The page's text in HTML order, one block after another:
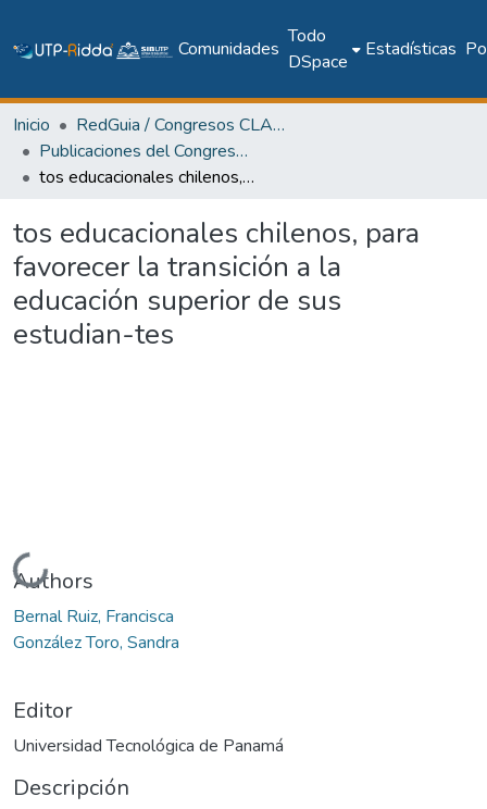
Comunidades
Todo
DSpace
Estadísticas
Inicio
RedGuia / Congresos CLABES
Publicaciones del Congreso Internacional CLABES
tos educacionales chilenos, para favorecer la transición a la educación superior de sus estudian-tes
tos educacionales chilenos, para
favorecer la transición a la
educación superior de sus
estudian-tes
Cargando...
Authors
Bernal Ruiz, Francisca
González Toro, Sandra
Editor
Universidad Tecnológica de Panamá
Descripción